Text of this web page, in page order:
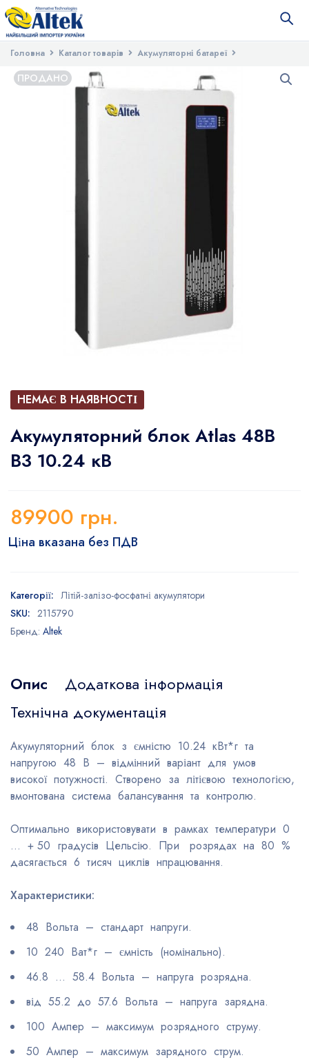
Головна Каталог товарів
Акумуляторні батареї
Літій-залізо-фосфатні акумулятори
Акумуляторний блок Atlas 48В
В3 10.24 кВ
ПРОДАНО
НЕМАЄ В НАЯВНОСТІ
Акумуляторний блок Atlas 48В
В3 10.24 кВ
89900 грн.
Ціна вказана без ПДВ
Категорії: Літій-залізо-фосфатні акумулятори
SKU: 2115790
Бренд: Altek
Опис
Додаткова інформація
Технічна документація
Акумуляторний блок з ємністю 10.24 кВт*г та
напругою 48 В – відмінний варіант для умов
високої потужності. Створено за літієвою технологією,
вмонтована система балансування та контролю.
Оптимально використовувати в рамках температури 0
… + 50 градусів Цельсію. При розрядах на 80 %
дасягається 6 тисяч циклів нпрацювання.
Характеристики:
48 Вольта – стандарт напруги.
10 240 Ват*г – ємність (номінально).
46.8 … 58.4 Вольта – напруга розрядна.
від 55.2 до 57.6 Вольта – напруга зарядна.
100 Ампер – максимум розрядного струму.
50 Ампер – максимум зарядного струм.